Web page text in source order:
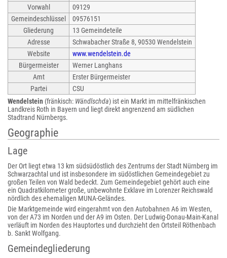
Vorwahl
09129
Gemeindeschlüssel
09576151
Gliederung
13 Gemeindeteile
Adresse
Schwabacher Straße 8, 90530 Wendelstein
Website
www.wendelstein.de
Bürgermeister
Werner Langhans
Amt
Erster Bürgermeister
Partei
CSU
Wendelstein (fränkisch: Wändlschda) ist ein Markt im mittelfränkischen
Landkreis Roth in Bayern und liegt direkt angrenzend am südlichen
Stadtrand Nürnbergs.
Geographie
Lage
Der Ort liegt etwa 13 km südsüdöstlich des Zentrums der Stadt Nürnberg im
Schwarzachtal und ist insbesondere im südöstlichen Gemeindegebiet zu
großen Teilen von Wald bedeckt. Zum Gemeindegebiet gehört auch eine
ein Quadratkilometer große, unbewohnte Exklave im Lorenzer Reichswald
nördlich des ehemaligen MUNA-Geländes.
Die Marktgemeinde wird eingerahmt von den Autobahnen A6 im Westen,
von der A73 im Norden und der A9 im Osten. Der Ludwig-Donau-Main-Kanal
verläuft im Norden des Hauptortes und durchzieht den Ortsteil Röthenbach
b. Sankt Wolfgang.
Gemeindegliederung